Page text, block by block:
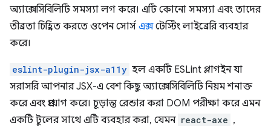
অ্যাক্সেসিবিলিটি সমস্যা লগ করে। এটি কোনো সমস্যা এবং তাদের
তীব্রতা চিহ্নিত করতে ওপেন সোর্স এক্সটেস্টিং লাইব্রেরি ব্যবহার
করে।
eslint-plugin-jsx-a11y হল একটি ESLint প্লাগইন যা
সরাসরি আপনার JSX-এ বেশ কিছু অ্যাক্সেসিবিলিটি নিয়ম শনাক্ত
করে এবং প্রয়োগ করে। চূড়ান্ত রেন্ডার করা DOM পরীক্ষা করে এমন
একটি টুলের সাথে এটি ব্যবহার করা, যেমন react-axe ,